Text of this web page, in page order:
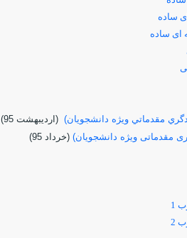
ساده
ای ساده
مقدماتي ويژه دانشجويان) (ارديبهشت 95)
مقدماتی ویژه دانشجویان) (خرداد 95)
1
2